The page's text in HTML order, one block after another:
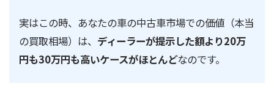
実はこの時、あなたの車の中古車市場での価値（本当
の買取相場）は、 ディーラーが提示した額より20万
円も30万円も高いケースがほとんどなのです。